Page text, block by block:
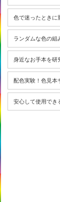
色で迷ったときに
ランダムな色の組
身近なお手本を研
配色実験！色見本
安心して使用でき